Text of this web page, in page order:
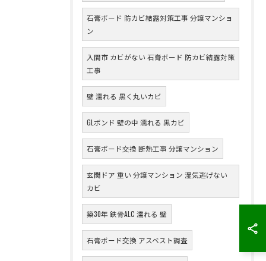
石膏ボード 防カビ結露対策工事 分譲マンショ
ン
入間市 カビがない 石膏ボード 防カビ結露対策
工事
壁 濡れる 黒く丸いカビ
GLボンド 壁の中 濡れる 黒カビ
石膏ボード交換 断熱工事 分譲マンション
玄関ドア 重い 分譲マンション 湿気逃げない
カビ
築30年 鉄骨ALC 濡れる 壁
石膏ボード交換 アスベスト調査